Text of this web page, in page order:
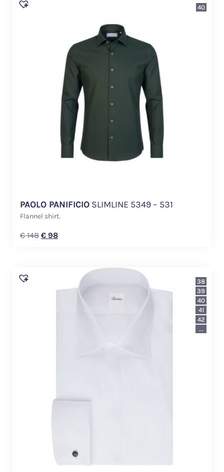
PAOLO PANIFICIO SLIMLINE 5349 – 531
Flannel shirt.
€148 € 98
40
38
39
40
41
42
...